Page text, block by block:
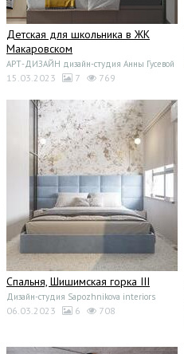
Детская для школьника в ЖК
Макаровском
АРТ-ДИЗАЙН дизайн-студия Анны Гусевой
15.03.2023 7 769
Спальня, Шишимская горка III
Дизайн-студия Sapozhnikova interiors
06.03.2023 6 708